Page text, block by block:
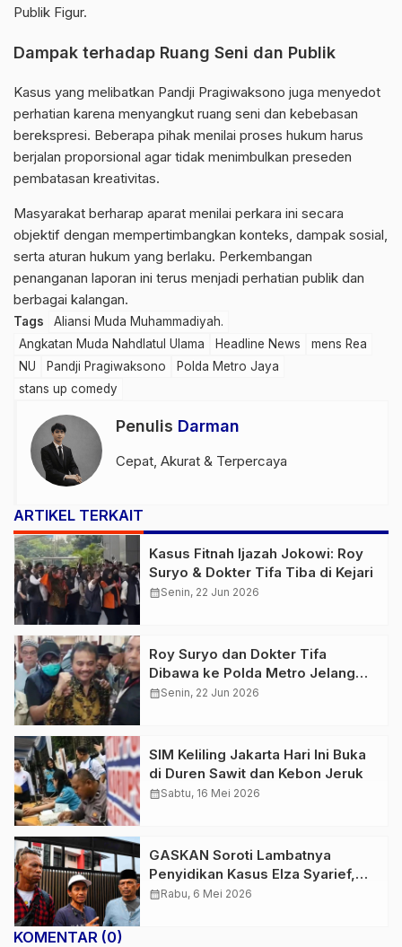
Publik Figur.
Dampak terhadap Ruang Seni dan Publik
Kasus yang melibatkan Pandji Pragiwaksono juga menyedot
perhatian karena menyangkut ruang seni dan kebebasan
berekspresi. Beberapa pihak menilai proses hukum harus
berjalan proporsional agar tidak menimbulkan preseden
pembatasan kreativitas.
Masyarakat berharap aparat menilai perkara ini secara
objektif dengan mempertimbangkan konteks, dampak sosial,
serta aturan hukum yang berlaku. Perkembangan
penanganan laporan ini terus menjadi perhatian publik dan
berbagai kalangan.
Tags
Aliansi Muda Muhammadiyah.
Angkatan Muda Nahdlatul Ulama
Headline News
mens Rea
NU
Pandji Pragiwaksono
Polda Metro Jaya
stans up comedy
Penulis Darman
Cepat, Akurat & Terpercaya
ARTIKEL TERKAIT
Kasus Fitnah Ijazah Jokowi: Roy
Suryo & Dokter Tifa Tiba di Kejari
calendar_monthSenin, 22 Jun 2026
Roy Suryo dan Dokter Tifa
Dibawa ke Polda Metro Jelang
Pelimpahan ke Kejari Jaksel
calendar_monthSenin, 22 Jun 2026
SIM Keliling Jakarta Hari Ini Buka
di Duren Sawit dan Kebon Jeruk
calendar_monthSabtu, 16 Mei 2026
GASKAN Soroti Lambatnya
Penyidikan Kasus Elza Syarief,
Ancam Aksi Susulan Usut Dugaan
calendar_monthRabu, 6 Mei 2026
KOMENTAR (0)